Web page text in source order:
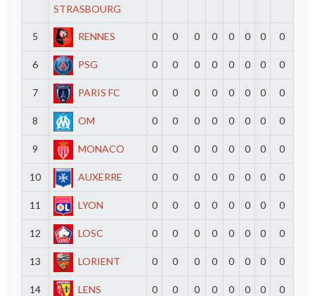
STRASBOURG
5 RENNES 0 0 0 0 0 0 0 0
6 PSG 0 0 0 0 0 0 0 0
7 PARIS FC 0 0 0 0 0 0 0 0
8 OM 0 0 0 0 0 0 0 0
9 MONACO 0 0 0 0 0 0 0 0
10 AUXERRE 0 0 0 0 0 0 0 0
11 LYON 0 0 0 0 0 0 0 0
12 LOSC 0 0 0 0 0 0 0 0
13 LORIENT 0 0 0 0 0 0 0 0
14 LENS 0 0 0 0 0 0 0 0